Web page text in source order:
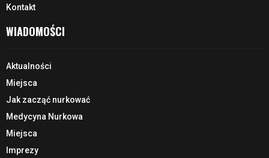
Kontakt
WIADOMOŚCI
Aktualności
Miejsca
Jak zacząć nurkować
Medycyna Nurkowa
Miejsca
Imprezy